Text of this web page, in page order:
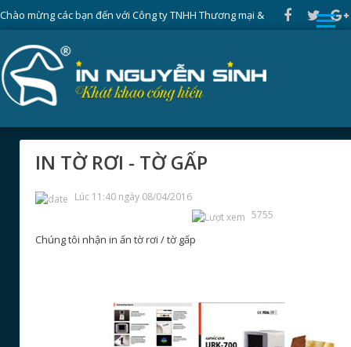
Chào mừng các bạn đến với Công ty TNHH Thương mại &
Sản xuất Nguyễn Sinh
Trang chủ Dịch vụin ấn » Bao Bì
IN TỜ RƠI - TỜ GẤP
Lúc 11:40 ngày 08/04/2016
5755
Chúng tôi nhận in ấn tờ rơi / tờ gấp